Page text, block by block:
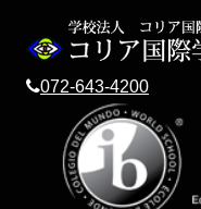
072-643-4200